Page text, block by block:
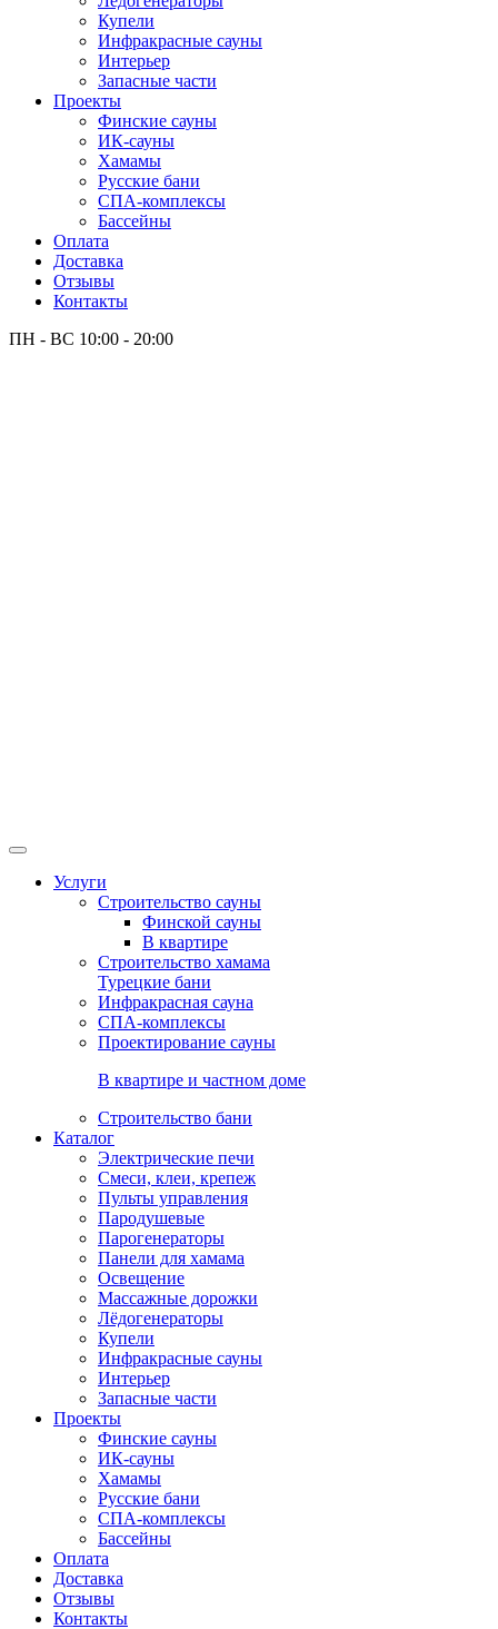
Купели
Инфракрасные сауны
Интерьер
Запасные части
Проекты
Финские сауны
ИК-сауны
Хамамы
Русские бани
СПА-комплексы
Бассейны
Оплата
Доставка
Отзывы
Контакты
ПН - ВС 10:00 - 20:00
Услуги
Строительство сауны
Финской сауны
В квартире
Строительство хамама
Турецкие бани
Инфракрасная сауна
СПА-комплексы
Проектирование сауны
В квартире и частном доме
Строительство бани
Каталог
Электрические печи
Смеси, клеи, крепеж
Пульты управления
Пародушевые
Парогенераторы
Панели для хамама
Освещение
Массажные дорожки
Лёдогенераторы
Купели
Инфракрасные сауны
Интерьер
Запасные части
Проекты
Финские сауны
ИК-сауны
Хамамы
Русские бани
СПА-комплексы
Бассейны
Оплата
Доставка
Отзывы
Контакты